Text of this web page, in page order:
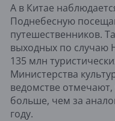
А в Китае
Поднебесную
путешественников.
выходных по случаю
135 млн
Министерства
ведомстве отмечают,
больше, чем за
году.